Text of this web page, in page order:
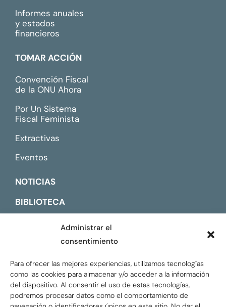
Administrar el
consentimiento
Para ofrecer las mejores experiencias, utilizamos tecnologías
como las cookies para almacenar y/o acceder a la información
del dispositivo. Al consentir el uso de estas tecnologías,
podremos procesar datos como el comportamiento de
Informes anuales
y estados
financieros
TOMAR ACCIÓN
Convención Fiscal
de la ONU Ahora
Por Un Sistema
Fiscal Feminista
Extractivas
Eventos
NOTICIAS
BIBLIOTECA